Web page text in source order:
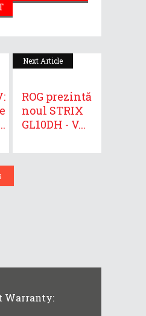
Next Article
ROG prezintă
noul STRIX
GL10DH - V...
Warranty: